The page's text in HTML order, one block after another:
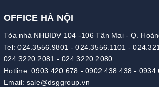
OFFICE HÀ NỘI
Tòa nhà NHBIDV 104 -106 Tân Mai - Q.
Tel:024.3556.9801 -024.3556.1101 -
024.3220.2081 - 024.3220.2080
Hotline:0903 420 678 - 0902 438 438 - 0934
Email: sale@dsggroup.vn